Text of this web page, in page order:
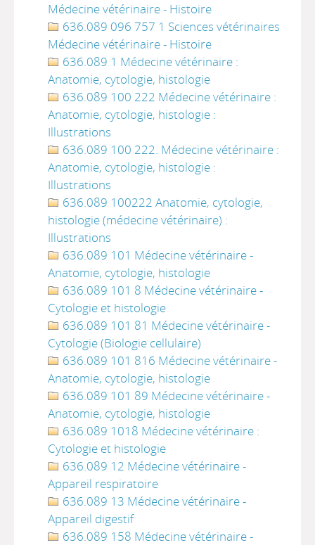
Médecine vétérinaire - Histoire
636.089 096 757 1 Sciences vétérinaires
Médecine vétérinaire - Histoire
636.089 1 Médecine vétérinaire :
Anatomie, cytologie, histologie
636.089 100 222 Médecine vétérinaire :
Anatomie, cytologie, histologie :
Illustrations
636.089 100 222. Médecine vétérinaire :
Anatomie, cytologie, histologie :
Illustrations
636.089 100222 Anatomie, cytologie,
histologie (médecine vétérinaire) :
Illustrations
636.089 101 Médecine vétérinaire -
Anatomie, cytologie, histologie
636.089 101 8 Médecine vétérinaire -
Cytologie et histologie
636.089 101 81 Médecine vétérinaire -
Cytologie (Biologie cellulaire)
636.089 101 816 Médecine vétérinaire -
Anatomie, cytologie, histologie
636.089 101 89 Médecine vétérinaire -
Anatomie, cytologie, histologie
636.089 1018 Médecine vétérinaire :
Cytologie et histologie
636.089 12 Médecine vétérinaire -
Appareil respiratoire
636.089 13 Médecine vétérinaire -
Appareil digestif
636.089 158 Médecine vétérinaire -